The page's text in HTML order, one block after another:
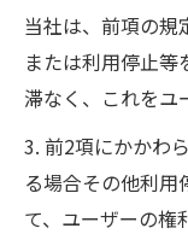
当社は、前項の規
または利用停止
滞なく、これをユ
3. 前2項にかかわ
る場合その他利用
て、ユーザーの権